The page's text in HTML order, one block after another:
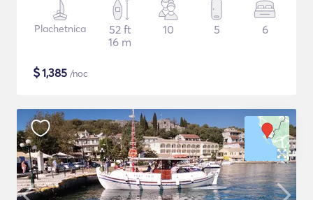
Plachetnica
52 ft
16 m
10 5 6
$1,385 /noc